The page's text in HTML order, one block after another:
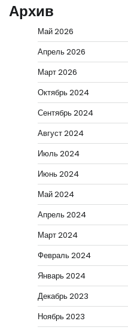
Архив
Май 2026
Апрель 2026
Март 2026
Октябрь 2024
Сентябрь 2024
Август 2024
Июль 2024
Июнь 2024
Май 2024
Апрель 2024
Март 2024
Февраль 2024
Январь 2024
Декабрь 2023
Ноябрь 2023